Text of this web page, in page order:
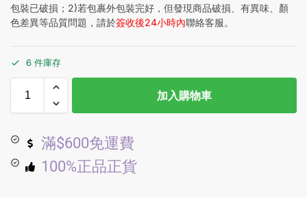
包裝已破損；2)若包裹外包裝完好，但發現商品破損、有異味、顏
色差異等品質問題，請於簽收後24小時內聯絡客服。
6 件庫存
加入購物車
滿$600免運費
100%正品正貨